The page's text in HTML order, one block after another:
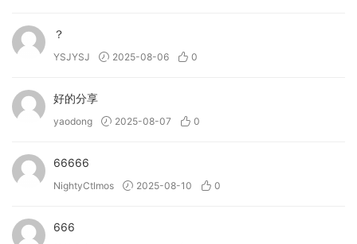
• Sequence complex basslines effortlessly with the
Phrase Player.
• Manipulate sounds extensively using three distinct
• Infuse instant groove into your tracks with 250 presets
crafted by professional sound designers.
personalise the instrument.
• Add classic and modern samples from iconic drum
machines into your tracks.
？
YSJYSJ 2025-08-06 0
好的分享
yaodong 2025-08-07 0
66666
NightyCtlmos 2025-08-10 0
666